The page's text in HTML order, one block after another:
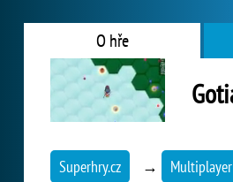
O hře
Superhry.cz →